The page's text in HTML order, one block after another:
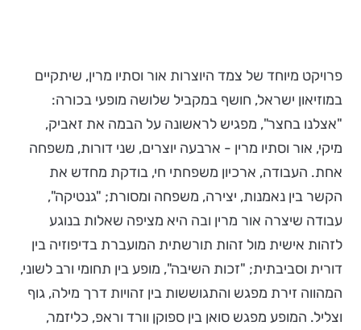
פרויקט מיוחד של צמד היוצרות אור וסתיו מרין, שיתקיים
במוזיאון ישראל, חושף במקביל שלושה מופעי בכורה:
"אצלנו בחצר", מפגיש לראשונה על הבמה את זאביק,
מיקי, אור וסתיו מרין - ארבעה יוצרים, שני דורות, משפחה
אחת. העבודה, ארכיון משפחתי חי, בודקת מחדש את
הקשר בין נאמנות, יצירה, משפחה ומסורת; "גנטיקה",
עבודה שיצרה אור מרין ובה היא מציפה שאלות בנוגע
לזהות אישית מול זהות תורשתית המועברת בדיפוזיה בין
דורית וסביבתית; "זכות השיבה", מופע בין תחומי ורב לשוני,
המהווה זירת מפגש והתגוששות בין זהויות דרך מילה, גוף
וצליל. המופע מפגש סואן בין ספוקן וורד וראפ, כליזמר,